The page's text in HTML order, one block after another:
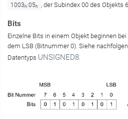
1003 h:05 h , der Subindex 00 des Objekts
Bits
Einzelne Bits in einem Objekt beginnen
dem LSB (Bitnummer 0). Siehe
Datentyps UNSIGNED8